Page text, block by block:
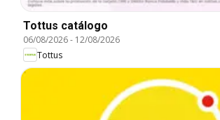
Tottus catálogo
06/08/2026- 12/08/2026
Tottus